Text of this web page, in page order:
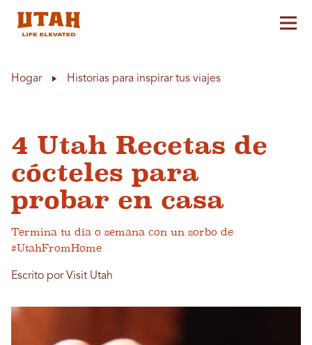
Hogar Historias para inspirar tus viajes
4 Utah Recetas de
cócteles para
probar en casa
Termina tu día o semana con un sorbo de
#UtahFromHome
Escrito por Visit Utah